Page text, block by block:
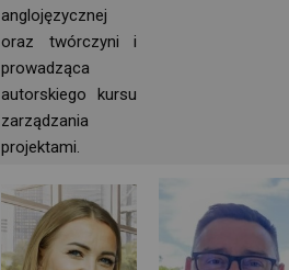
anglojęzycznej
oraz twórczyni i
prowadząca
autorskiego kursu
zarządzania
projektami.